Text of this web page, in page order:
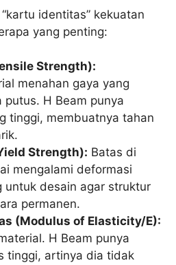
identitas” kekuatan
yang penting:
Strength):
menahan gaya yang
putus. H Beam punya
tinggi, membuatnya tahan
Strength): Batas di
mengalami deformasi
untuk desain agar struktur
permanen.
(Modulus of Elasticity/E):
H Beam punya
tinggi, artinya dia tidak